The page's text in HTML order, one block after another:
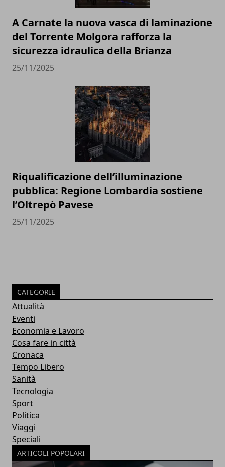
A Carnate la nuova vasca di laminazione
del Torrente Molgora rafforza la
sicurezza idraulica della Brianza
25/11/2025
Riqualificazione dell’illuminazione
pubblica: Regione Lombardia sostiene
l’Oltrepò Pavese
25/11/2025
CATEGORIE
Attualità
Eventi
Economia e Lavoro
Cosa fare in città
Cronaca
Tempo Libero
Sanità
Tecnologia
Sport
Politica
Viaggi
Speciali
ARTICOLI POPOLARI